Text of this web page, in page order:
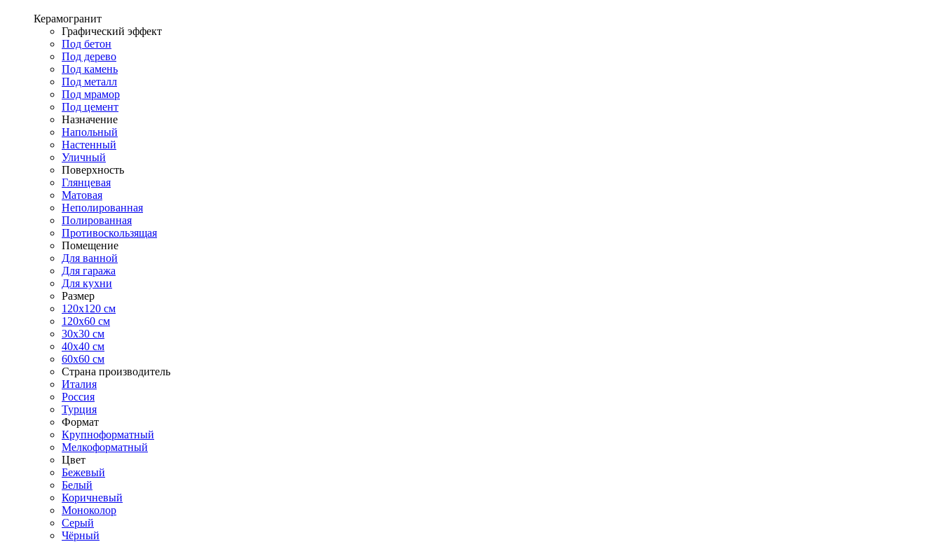
Керамогранит
Графический эффект
Под бетон
Под дерево
Под камень
Под металл
Под мрамор
Под цемент
Назначение
Напольный
Настенный
Уличный
Поверхность
Глянцевая
Матовая
Неполированная
Полированная
Противоскользящая
Помещение
Для ванной
Для гаража
Для кухни
Размер
120x120 см
120x60 см
30x30 см
40x40 см
60x60 см
Страна производитель
Италия
Россия
Турция
Формат
Крупноформатный
Мелкоформатный
Цвет
Бежевый
Белый
Коричневый
Моноколор
Серый
Чёрный